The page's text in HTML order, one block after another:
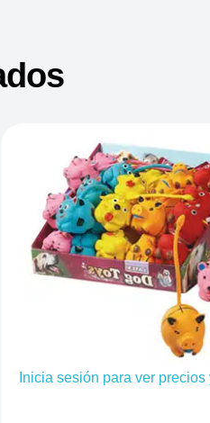
Inicia sesión para ver precios